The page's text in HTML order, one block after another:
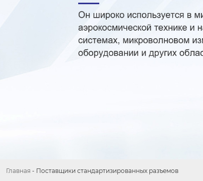
Главная - Поставщики стандартизированных разъемов